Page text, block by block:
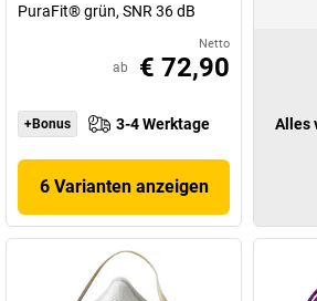
PuraFit® grün, SNR 36 dB
Netto
ab € 72,90
+Bonus 3-4 Werktage
6 Varianten anzeigen
Alles